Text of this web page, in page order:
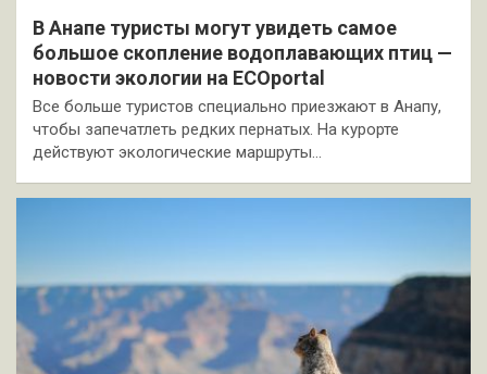
В Анапе туристы могут увидеть самое
большое скопление водоплавающих птиц —
новости экологии на ECOportal
Все больше туристов специально приезжают в Анапу,
чтобы запечатлеть редких пернатых. На курорте
действуют экологические маршруты…